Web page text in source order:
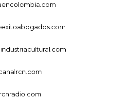
rcnradio.com